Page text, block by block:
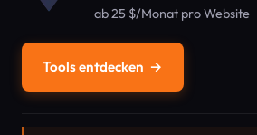
ab 25 $/Monat pro Website
Tools entdecken →